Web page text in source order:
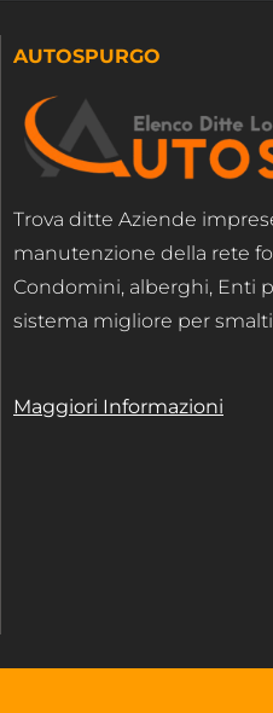
AUTOSPURGO
Trova ditte Aziende
manutenzione della rete
Condomini, alberghi, Enti
sistema migliore per
Maggiori Informazioni